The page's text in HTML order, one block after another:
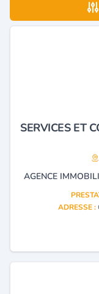
SERVICES ET
AGENCE
ADRESSE :